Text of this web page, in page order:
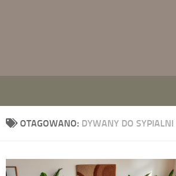
OTAGOWANO: DYWANY DO SYPIALNI